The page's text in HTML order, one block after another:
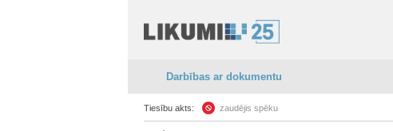
Darbības ar dokumentu
Tiesību akts: zaudējis spēku